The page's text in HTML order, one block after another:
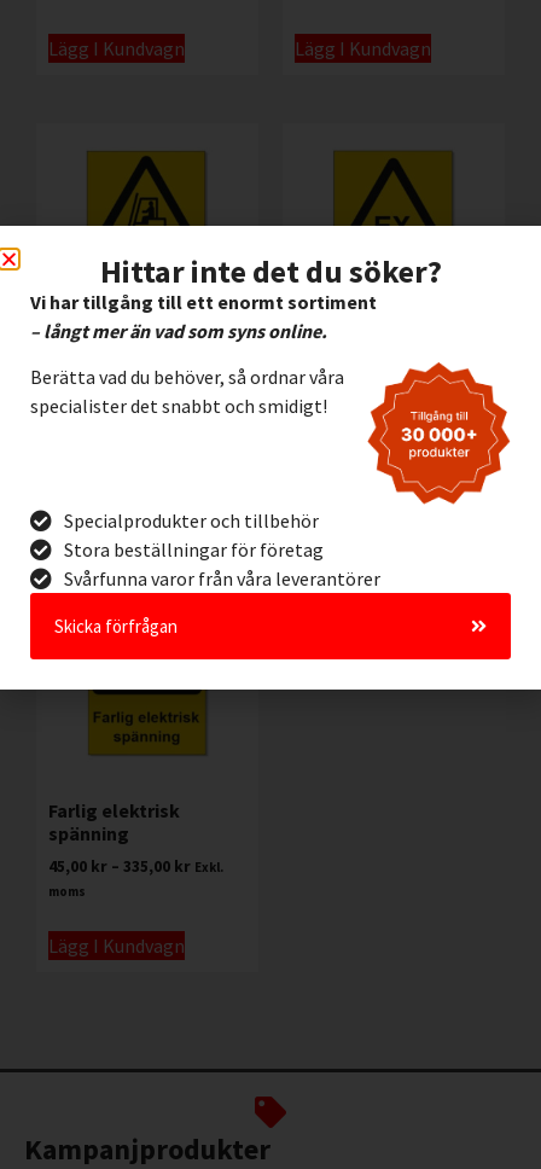
Lägg I Kundvagn Lägg I Kundvagn
Godstrafik
45,00kr– 335,00kr Exkl.
Explosiv atmosfär
45,00 335,00 kr
Lägg I Kundvagn
Farlig elektrisk
spänning
45,00 kr – 335,00 kr Exkl.
moms
Lägg I Kundvagn
Kampanjprodukter
Hittar inte det du söker?
Vi har tillgång till ett enormt sortiment
– långt mer än vad som syns online.
Berätta vad du behöver, så ordnar våra
specialister det snabbt och smidigt!
Specialprodukter och tillbehör
Stora beställningar för företag
Svårfunna varor från våra leverantörer
Skicka förfrågan